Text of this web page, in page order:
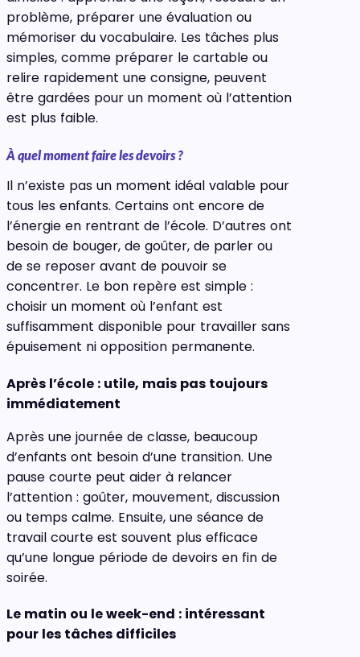
problème, préparer une évaluation ou
mémoriser du vocabulaire. Les tâches plus
simples, comme préparer le cartable ou
relire rapidement une consigne, peuvent
être gardées pour un moment où l’attention
est plus faible.
À quel moment faire les devoirs ?
Il n’existe pas un moment idéal valable pour
tous les enfants. Certains ont encore de
l’énergie en rentrant de l’école. D’autres ont
besoin de bouger, de goûter, de parler ou
de se reposer avant de pouvoir se
concentrer. Le bon repère est simple :
choisir un moment où l’enfant est
suffisamment disponible pour travailler sans
épuisement ni opposition permanente.
Après l’école : utile, mais pas toujours
immédiatement
Après une journée de classe, beaucoup
d’enfants ont besoin d’une transition. Une
pause courte peut aider à relancer
l’attention : goûter, mouvement, discussion
ou temps calme. Ensuite, une séance de
travail courte est souvent plus efficace
qu’une longue période de devoirs en fin de
soirée.
Le matin ou le week-end : intéressant
pour les tâches difficiles